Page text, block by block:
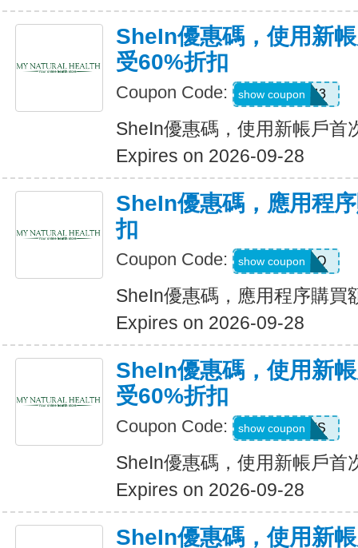
SheIn優惠碼，使用新
受60%折扣
Coupon Code: 66WK443
show coupon
SheIn優惠碼，使用新帳戶首
Expires on 2026-09-28
SheIn優惠碼，應用程
扣
Coupon Code: 4LA4Q
show coupon
SheIn優惠碼，應用程序購買
Expires on 2026-09-28
SheIn優惠碼，使用新
受60%折扣
Coupon Code: 8EEFS
show coupon
SheIn優惠碼，使用新帳戶首
Expires on 2026-09-28
SheIn優惠碼，使用新